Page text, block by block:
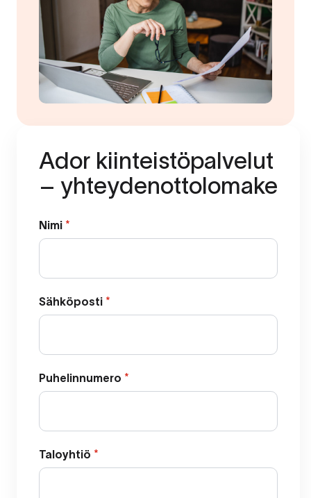
Ador kiinteistöpalvelut
– yhteydenottolomake
Nimi *
Sähköposti *
Puhelinnumero *
Taloyhtiö *